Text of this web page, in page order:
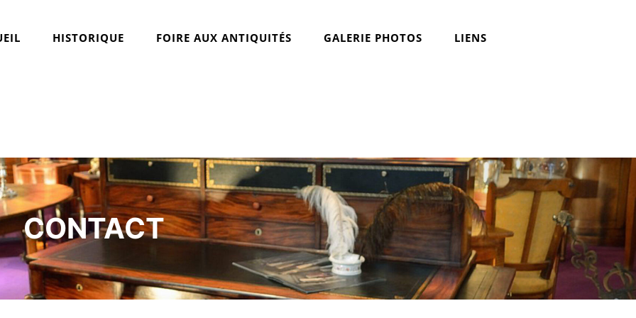
HISTORIQUE FOIRE AUX ANTIQUITÉS GALERIE PHOTOS LIENS
CONTACT